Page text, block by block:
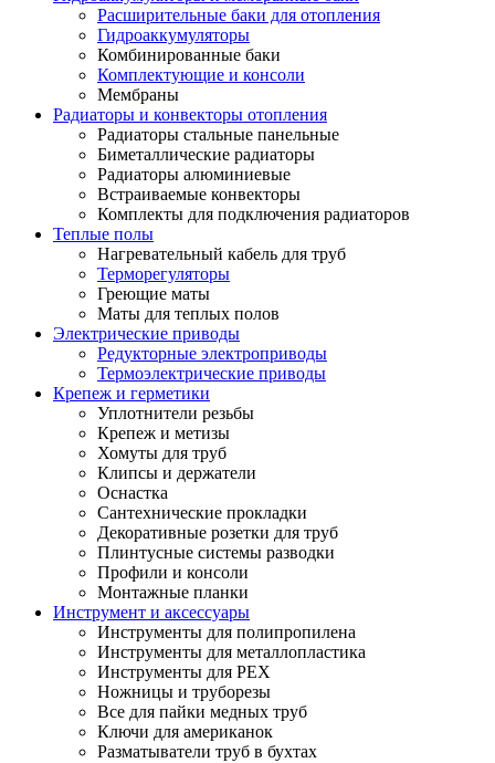
Расширительные баки для отопления
Гидроаккумуляторы
Комбинированные баки
Комплектующие и консоли
Мембраны
Радиаторы и конвекторы отопления
Радиаторы стальные панельные
Биметаллические радиаторы
Радиаторы алюминиевые
Встраиваемые конвекторы
Комплекты для подключения радиаторов
Теплые полы
Нагревательный кабель для труб
Терморегуляторы
Греющие маты
Маты для теплых полов
Электрические приводы
Редукторные электроприводы
Термоэлектрические приводы
Крепеж и герметики
Уплотнители резьбы
Крепеж и метизы
Хомуты для труб
Клипсы и держатели
Оснастка
Сантехнические прокладки
Декоративные розетки для труб
Плинтусные системы разводки
Профили и консоли
Монтажные планки
Инструмент и аксессуары
Инструменты для полипропилена
Инструменты для металлопластика
Инструменты для PEX
Ножницы и труборезы
Все для пайки медных труб
Ключи для американок
Разматыватели труб в бухтах